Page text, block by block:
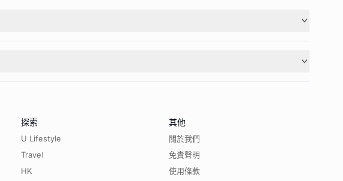
探索
U Lifestyle
Travel
HK
其他
關於我們
免責聲明
使用條款